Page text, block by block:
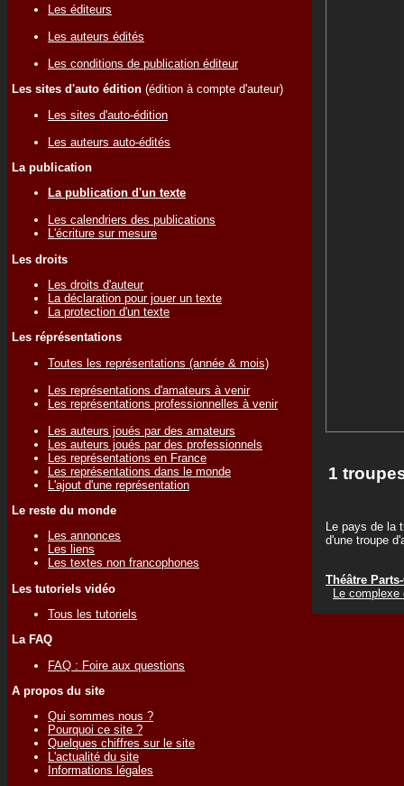
Les éditeurs
Les auteurs édités
Les conditions de publication éditeur
Les sites d'auto édition (édition à compte d'auteur)
Les sites d'auto-édition
Les auteurs auto-édités
La publication
La publication d'un texte
Les calendriers des publications
L'écriture sur mesure
Les droits
Les droits d'auteur
La déclaration pour jouer un texte
La protection d'un texte
Les réprésentations
Toutes les représentations (année & mois)
Les représentations d'amateurs à venir
Les représentations professionnelles à venir
Les auteurs joués par des amateurs
Les auteurs joués par des professionnels
Les représentations en France
Les représentations dans le monde
L'ajout d'une représentation
Le reste du monde
Les annonces
Les liens
Les textes non francophones
Les tutoriels vidéo
Tous les tutoriels
La FAQ
FAQ : Foire aux questions
A propos du site
Qui sommes nous ?
Pourquoi ce site ?
Quelques chiffres sur le site
L'actualité du site
Informations légales
1
Le pays de la
d'une troupe
Théâtre
Le complexe